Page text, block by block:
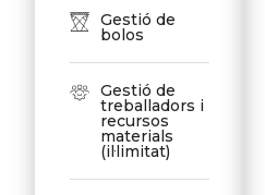
Gestió de
bolos
Gestió de
treballadors i
recursos
materials
(il·limitat)